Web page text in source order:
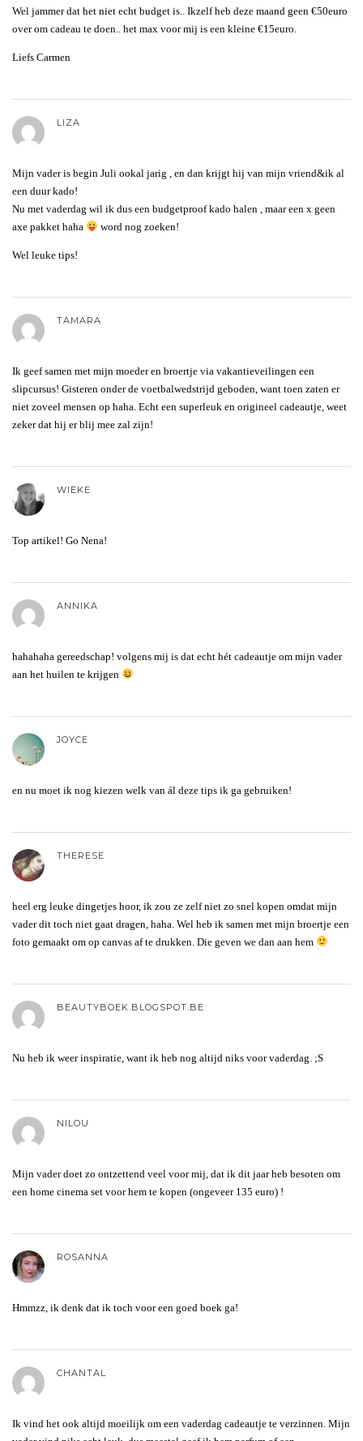
Wel jammer dat het niet echt budget is.. Ikzelf heb deze maand geen €50euro
over om cadeau te doen.. het max voor mij is een kleine €15euro.
Liefs Carmen
LIZA
Mijn vader is begin Juli ookal jarig , en dan krijgt hij van mijn vriend&ik al
een duur kado!
Nu met vaderdag wil ik dus een budgetproof kado halen , maar een x geen
axe pakket haha
word nog zoeken!
Wel leuke tips!
TAMARA
Ik geef samen met mijn moeder en broertje via vakantieveilingen een
slipcursus! Gisteren onder de voetbalwedstrijd geboden, want toen zaten er
niet zoveel mensen op haha. Echt een superleuk en origineel cadeautje, weet
zeker dat hij er blij mee zal zijn!
WIEKE
Top artikel! Go Nena!
ANNIKA
hahahaha gereedschap! volgens mij is dat echt hét cadeautje om mijn vader
aan het huilen te krijgen
JOYCE
en nu moet ik nog kiezen welk van ál deze tips ik ga gebruiken!
THERESE
heel erg leuke dingetjes hoor, ik zou ze zelf niet zo snel kopen omdat mijn
vader dit toch niet gaat dragen, haha. Wel heb ik samen met mijn broertje een
foto gemaakt om op canvas af te drukken. Die geven we dan aan hem
BEAUTYBOEK.BLOGSPOT.BE
Nu heb ik weer inspiratie, want ik heb nog altijd niks voor vaderdag. ;S
NILOU
Mijn vader doet zo ontzettend veel voor mij, dat ik dit jaar heb besoten om
een home cinema set voor hem te kopen (ongeveer 135 euro) !
ROSANNA
Hmmzz, ik denk dat ik toch voor een goed boek ga!
CHANTAL
Ik vind het ook altijd moeilijk om een vaderdag cadeautje te verzinnen. Mijn